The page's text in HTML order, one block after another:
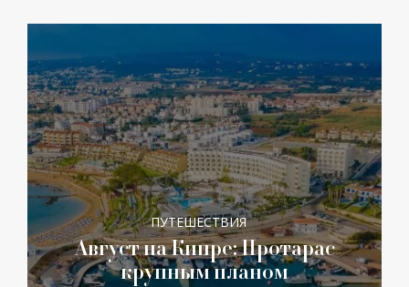
ПУТЕШЕСТВИЯ
Август на Кипре: Протарас
крупным планом